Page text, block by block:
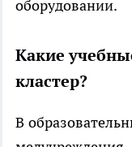
оборудовании.
Какие
кластер?
В